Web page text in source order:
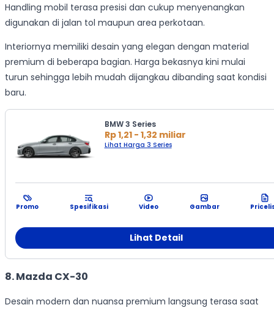
Handling mobil terasa presisi dan cukup menyenangkan
digunakan di jalan tol maupun area perkotaan.
Interiornya memiliki desain yang elegan dengan material
premium di beberapa bagian. Harga bekasnya kini mulai
turun sehingga lebih mudah dijangkau dibanding saat kondisi
baru.
BMW 3 Series
Rp 1,21 - 1,32 miliar
Lihat Harga 3 Series
Promo Spesifikasi Video Gambar
Lihat Detail
8. Mazda CX-30
Desain modern dan nuansa premium langsung terasa saat